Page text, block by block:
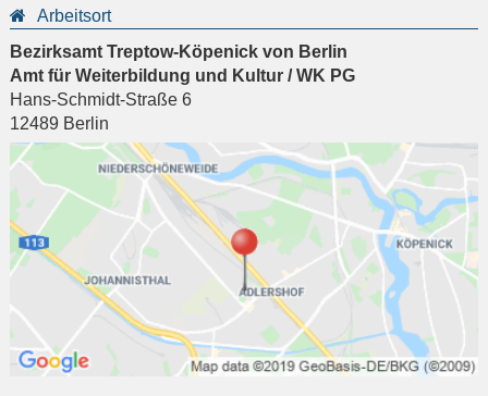
Arbeitsort
Bezirksamt Treptow-Köpenick von Berlin
Amt für Weiterbildung und Kultur / WK PG
Hans-Schmidt-Straße 6
12489 Berlin